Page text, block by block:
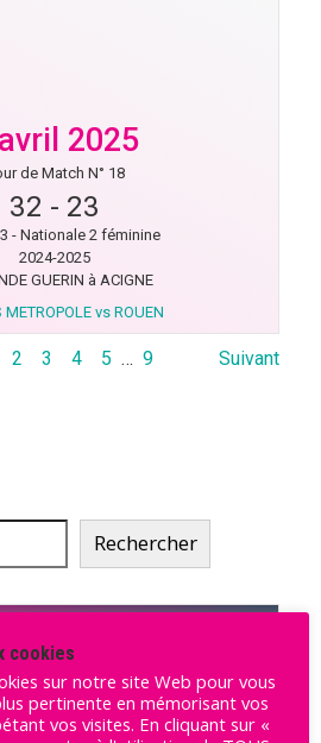
2025
de Match N° 18
32 - 23
3 - Nationale 2 féminine
2024-2025
GUERIN à ACIGNE
METROPOLE vs ROUEN
2 3 4 5 … 9 Suivant
Rechercher
2025-2026
Pts Victoires
MAUR 4 1
cookies
sur notre site Web pour vous
pertinente en mémorisant vos
vos visites. En cliquant sur «